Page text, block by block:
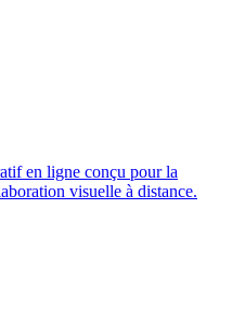
en ligne conçu pour la
visuelle à distance.